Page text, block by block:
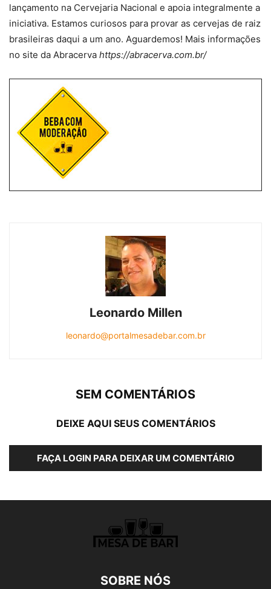
lançamento na Cervejaria Nacional e apoia integralmente a
iniciativa. Estamos curiosos para provar as cervejas de raiz
brasileiras daqui a um ano. Aguardemos! Mais informações
no site da Abracerva https://abracerva.com.br/
Leonardo Millen
leonardo@portalmesadebar.com.br
SEM COMENTÁRIOS
DEIXE AQUI SEUS COMENTÁRIOS
FAÇA LOGIN PARA DEIXAR UM COMENTÁRIO
SOBRE NÓS